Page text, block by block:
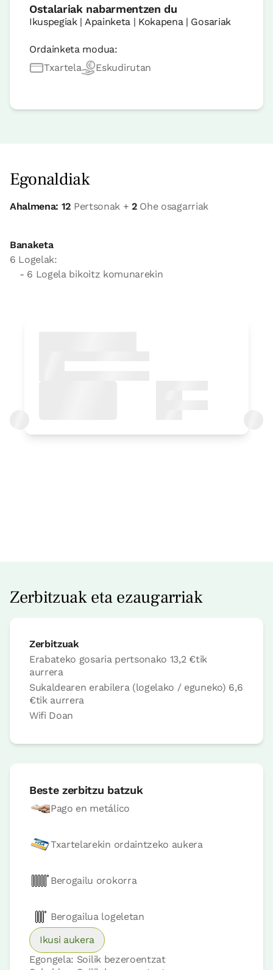
Ostalariak nabarmentzen du
Ikuspegiak | Apainketa | Kokapena | Gosariak
Ordainketa modua:
Txartela
Eskudirutan
Egonaldiak
Ahalmena: 12 Pertsonak +2Ohe osagarriak
Banaketa
6 Logelak:
- 6 Logela bikoitz komunarekin
Logela
Logela - ohe bikoitza
Logelaren prezioa
Erreserbatu orain
Zerbitzuak eta ezaugarriak
Zerbitzuak
Erabateko gosaria pertsonako 13,2 €tik
aurrera
Sukaldearen erabilera (logelako / eguneko) 6,6
€tik aurrera
Wifi Doan
Beste zerbitzu batzuk
Pago en metálico
Txartelarekin ordaintzeko aukera
Berogailu orokorra
Berogailua logeletan
Ikusi aukera
Egongela: Soilik bezeroentzat